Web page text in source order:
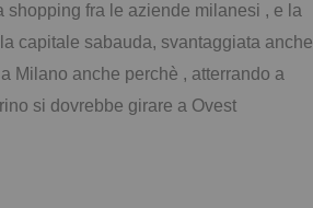
shopping fra le aziende milanesi , e la
capitale sabauda, svantaggiata anche
anche perchè , atterrando a
si dovrebbe girare a Ovest